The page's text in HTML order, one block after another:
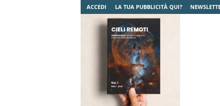
ACCEDI LA TUA PUBBLICITÀ QUI?